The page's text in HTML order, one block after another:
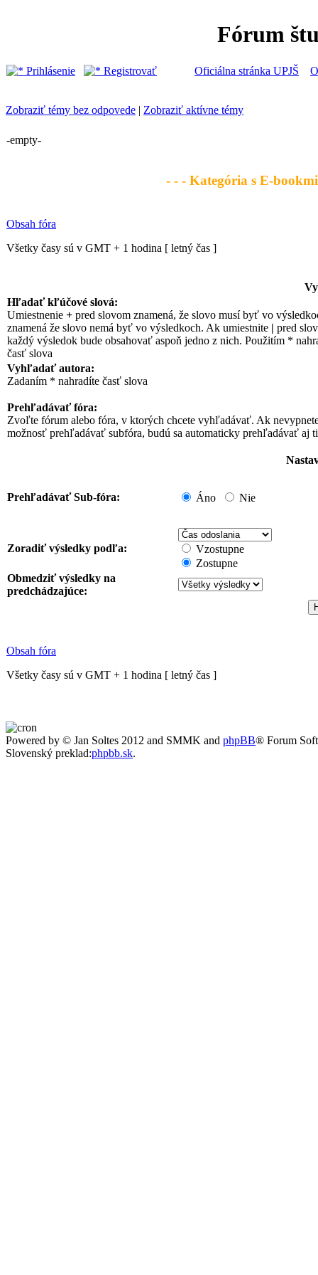
Fórum
Prihlásenie Registrovať Oficiálna stránka UPJŠ
Zobraziť témy bez odpovede | Zobraziť aktívne témy
-empty-
- - - Kategória s E-
Obsah fóra
Všetky časy sú v GMT + 1 hodina [ letný čas ]
Hľadať kľúčové slová:
Umiestnenie + pred slovom znamená, že slovo musí byť vo
znamená že slovo nemá byť vo výsledkoch. Ak umiestnite | pred
každý výsledok bude obsahovať aspoň jedno z nich. Použitím *
časť slova
Vyhľadať autora:
Zadaním * nahradíte časť slova
Prehľadávať fóra:
Zvoľte fórum alebo fóra, v ktorých chcete vyhľadávať. Ak
možnosť prehľadávať subfóra, budú sa automaticky prehľadávať aj
Prehľadávať Sub-fóra: Áno Nie
Zoradiť výsledky podľa:
Vzostupne
Zostupne
Obmedziť výsledky na
predchádzajúce:
Obsah fóra
Všetky časy sú v GMT + 1 hodina [ letný čas ]
Powered by © Jan Soltes 2012 and SMMK and phpBB® Forum
Slovenský preklad:phpbb.sk.